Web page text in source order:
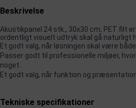
Beskrivelse
Akustikpanel 24 stk., 30x30 cm, PET filt
ordentligt visuelt udtryk skal gå naturligt
Et godt valg, når løsningen skal være
Passer godt til professionelle miljøer,
noget.
Et godt valg, når funktion og
Tekniske specifikationer